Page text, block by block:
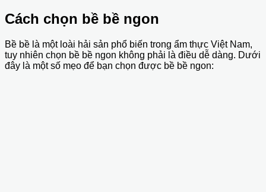
Cách chọn bề bề ngon
Bề bề là một loài hải sản phổ biến trong ẩm thực Việt Nam,
tuy nhiên chọn bề bề ngon không phải là điều dễ dàng. Dưới
đây là một số mẹo để bạn chọn được bề bề ngon: